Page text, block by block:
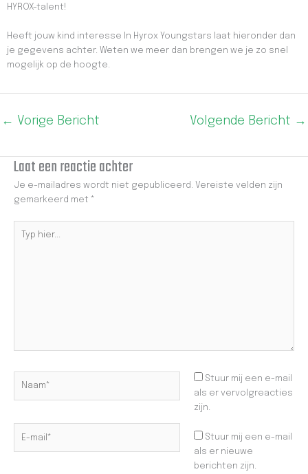
HYROX-talent!
Heeft jouw kind interesse In Hyrox Youngstars laat hieronder dan
je gegevens achter. Weten we meer dan brengen we je zo snel
mogelijk op de hoogte.
← Vorige Bericht Volgende Bericht →
Laat een reactie achter
Je e-mailadres wordt niet gepubliceerd. Vereiste velden zijn
gemarkeerd met *
hier...
Stuur mij een e-mail
als er vervolgreacties
zijn.
Stuur mij een e-mail
als er nieuwe
berichten zijn.